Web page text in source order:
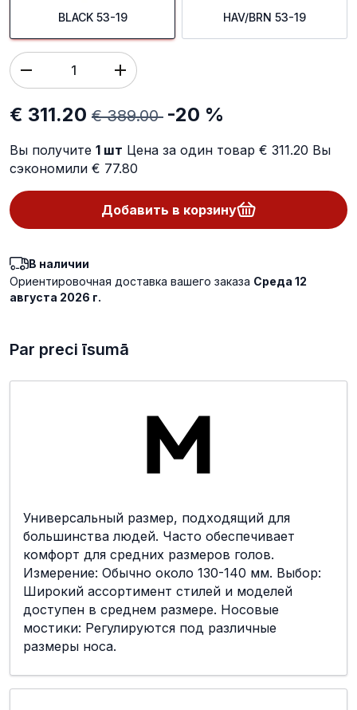
BLACK 53-19 HAV/BRN 53-19
€ 311.20 € 389.00 -20 %
Вы получите 1 шт Цена за один товар € 311.20 Вы
сэкономили € 77.80
Добавить в корзину
В наличии
Ориентировочная доставка вашего заказа Среда 12
августа 2026 г.
Par preci īsumā
Универсальный размер, подходящий для
большинства людей. Часто обеспечивает
комфорт для средних размеров голов.
Измерение: Обычно около 130-140 мм. Выбор:
Широкий ассортимент стилей и моделей
доступен в среднем размере. Носовые
мостики: Регулируются под различные
размеры носа.